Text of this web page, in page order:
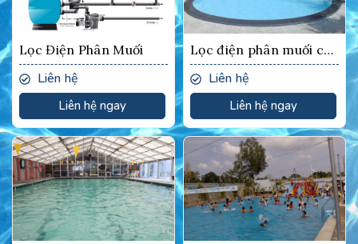
Lọc Điện Phân Muối
Liên hệ
Liên hệ ngay
Lọc điện phân muối có
đường ống, không sử
dụng hóa chất
Liên hệ
Liên hệ ngay